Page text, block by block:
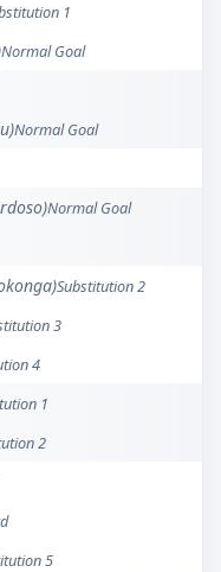
1
Normal Goal
Normal Goal
Normal Goal
Substitution 2
3
4
1
2
5